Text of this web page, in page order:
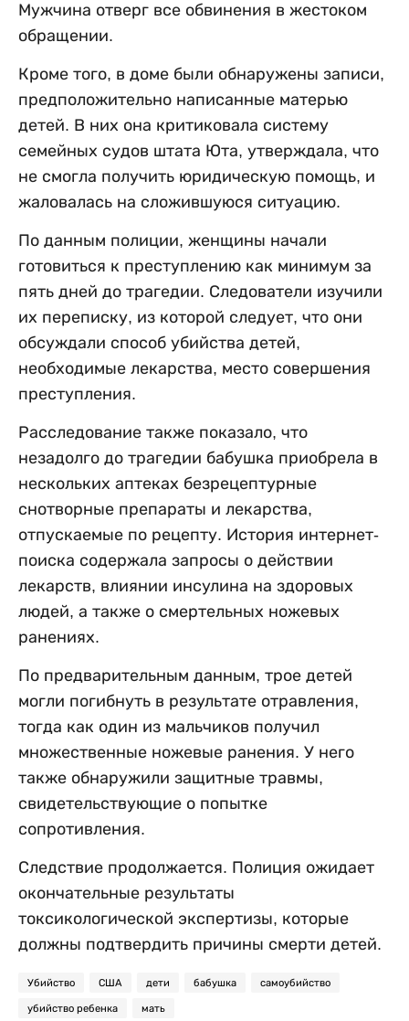
Мужчина отверг все обвинения в жестоком
обращении.
Кроме того, в доме были обнаружены записи,
предположительно написанные матерью
детей. В них она критиковала систему
семейных судов штата Юта, утверждала, что
не смогла получить юридическую помощь, и
жаловалась на сложившуюся ситуацию.
По данным полиции, женщины начали
готовиться к преступлению как минимум за
пять дней до трагедии. Следователи изучили
их переписку, из которой следует, что они
обсуждали способ убийства детей,
необходимые лекарства, место совершения
преступления.
Расследование также показало, что
незадолго до трагедии бабушка приобрела в
нескольких аптеках безрецептурные
снотворные препараты и лекарства,
отпускаемые по рецепту. История интернет-
поиска содержала запросы о действии
лекарств, влиянии инсулина на здоровых
людей, а также о смертельных ножевых
ранениях.
По предварительным данным, трое детей
могли погибнуть в результате отравления,
тогда как один из мальчиков получил
множественные ножевые ранения. У него
также обнаружили защитные травмы,
свидетельствующие о попытке
сопротивления.
Следствие продолжается. Полиция ожидает
окончательные результаты
токсикологической экспертизы, которые
должны подтвердить причины смерти детей.
Убийство США дети бабушка самоубийство
убийство ребенка мать